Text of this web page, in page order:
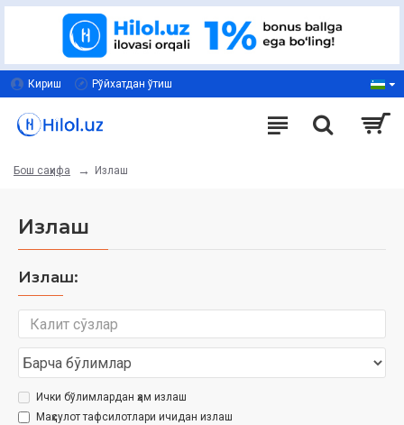
Кириш Рўйхатдан ўтиш
Бош саҳифа Излаш
Излаш
Излаш:
Ички бўлимлардан ҳам излаш
Маҳсулот тафсилотлари ичидан излаш